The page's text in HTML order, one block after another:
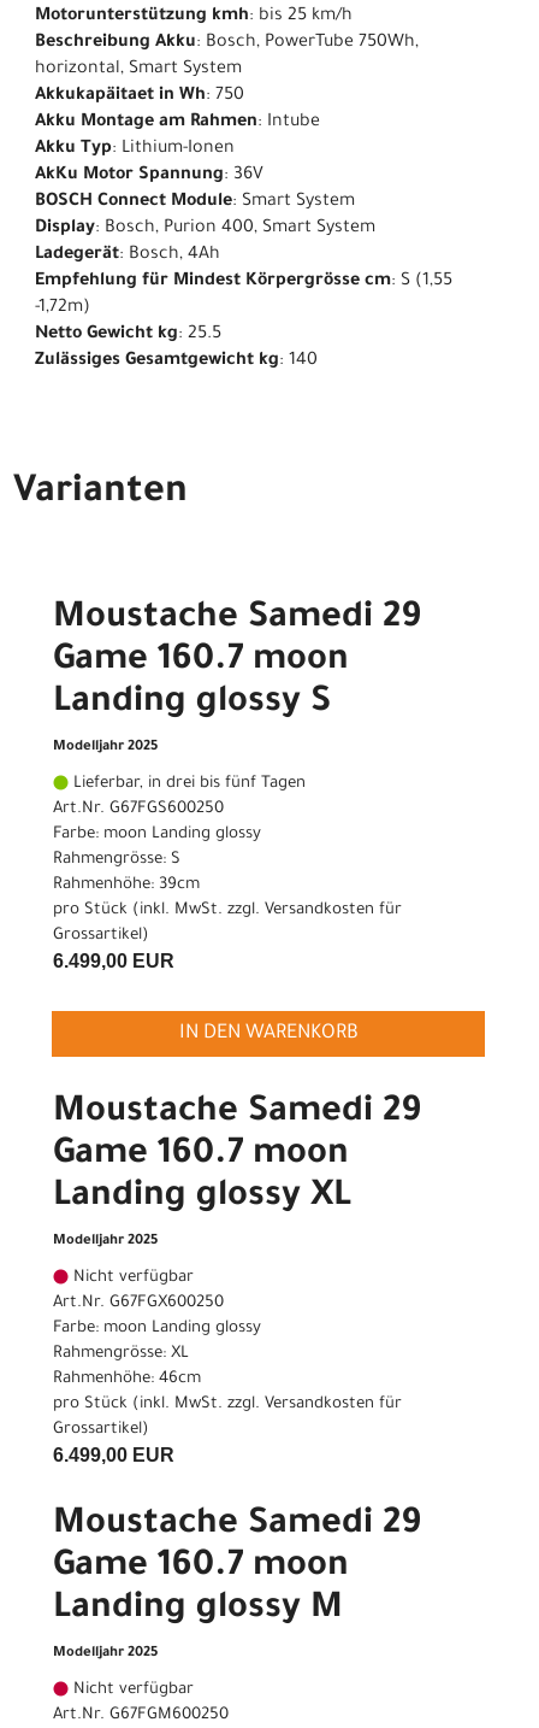
Motorunterstützung kmh: bis 25 km/h
Beschreibung Akku: Bosch, PowerTube 750Wh,
horizontal, Smart System
Akkukapäitaet in Wh: 750
Akku Montage am Rahmen: Intube
Akku Typ: Lithium-Ionen
AkKu Motor Spannung: 36V
BOSCH Connect Module: Smart System
Display: Bosch, Purion 400, Smart System
Ladegerät: Bosch, 4Ah
Empfehlung für Mindest Körpergrösse cm: S (1,55
-1,72m)
Netto Gewicht kg: 25.5
Zulässiges Gesamtgewicht kg: 140
Varianten
Moustache Samedi 29
Game 160.7 moon
Landing glossy S
Modelljahr 2025
Lieferbar, in drei bis fünf Tagen
Art.Nr. G67FGS600250
Farbe: moon Landing glossy
Rahmengrösse: S
Rahmenhöhe: 39cm
pro Stück (inkl. MwSt. zzgl. Versandkosten für
Grossartikel)
6.499,00 EUR
IN DEN WARENKORB
Moustache Samedi 29
Game 160.7 moon
Landing glossy XL
Modelljahr 2025
Nicht verfügbar
Art.Nr. G67FGX600250
Farbe: moon Landing glossy
Rahmengrösse: XL
Rahmenhöhe: 46cm
pro Stück (inkl. MwSt. zzgl. Versandkosten für
Grossartikel)
6.499,00 EUR
Moustache Samedi 29
Game 160.7 moon
Landing glossy M
Modelljahr 2025
Nicht verfügbar
Art.Nr. G67FGM600250